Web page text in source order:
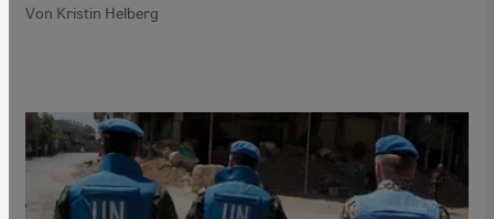
Von Kristin Helberg